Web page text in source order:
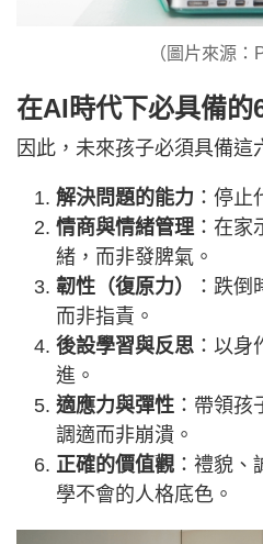
（圖片來源：
在AI時代下必具備的
因此，未來孩子必須具備這
解決問題的能力 ：停止
情商與情緒管理：在家
緒，而非發脾氣。
韌性（復原力）
：跌倒
而非指責。
後設學習與反思 ：以
進。
適應力與彈性 ：帶領
調適而非崩潰。
正確的價值觀 ：禮貌
學不會的人格底色。